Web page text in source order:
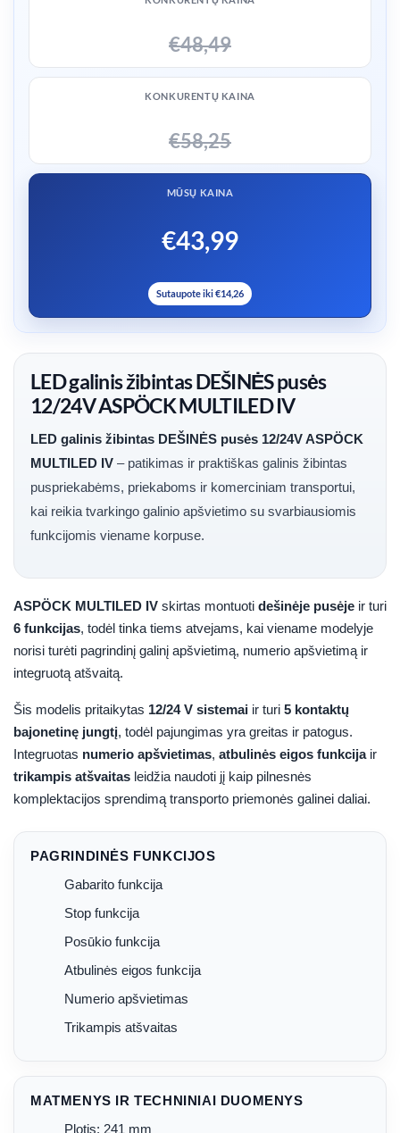
€48,49
KONKURENTŲ KAINA
€58,25
MŪSŲ KAINA
€43,99
Sutaupote iki €14,26
LED galinis žibintas DEŠINĖS pusės
12/24V ASPÖCK MULTILED IV
LED galinis žibintas DEŠINĖS pusės 12/24V ASPÖCK
MULTILED IV – patikimas ir praktiškas galinis žibintas
puspriekabėms, priekaboms ir komerciniam transportui,
kai reikia tvarkingo galinio apšvietimo su svarbiausiomis
funkcijomis viename korpuse.
ASPÖCK MULTILED IV skirtas montuoti dešinėje pusėje ir turi
6 funkcijas, todėl tinka tiems atvejams, kai viename modelyje
norisi turėti pagrindinį galinį apšvietimą, numerio apšvietimą ir
integruotą atšvaitą.
Šis modelis pritaikytas 12/24 V sistemai ir turi 5 kontaktų
bajonetinę jungtį, todėl pajungimas yra greitas ir patogus.
Integruotas numerio apšvietimas, atbulinės eigos funkcijair
trikampis atšvaitas leidžia naudoti jį kaip pilnesnės
komplektacijos sprendimą transporto priemonės galinei daliai.
PAGRINDINĖS FUNKCIJOS
Gabarito funkcija
Stop funkcija
Posūkio funkcija
Atbulinės eigos funkcija
Numerio apšvietimas
Trikampis atšvaitas
MATMENYS IR TECHNINIAI DUOMENYS
Plotis: 241 mm